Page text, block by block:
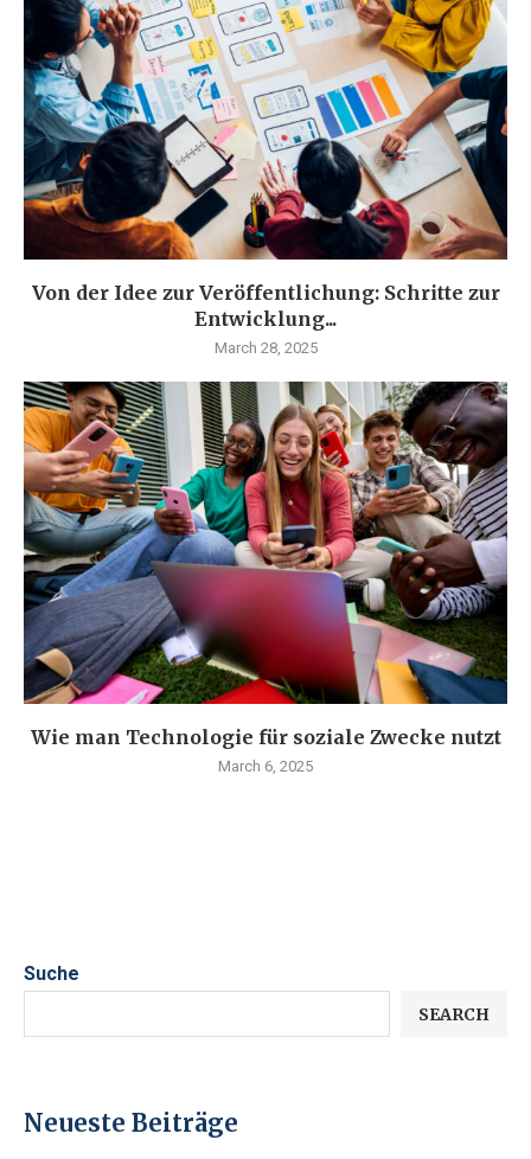
Von der Idee zur Veröffentlichung: Schritte zur
Entwicklung...
March 28, 2025
Wie man Technologie für soziale Zwecke nutzt
March 6, 2025
Suche
SEARCH
Neueste Beiträge